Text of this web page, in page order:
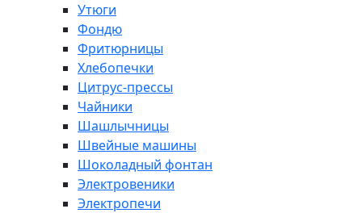
Утюги
Фондю
Фритюрницы
Хлебопечки
Цитрус-прессы
Чайники
Шашлычницы
Швейные машины
Шоколадный фонтан
Электровеники
Электропечи